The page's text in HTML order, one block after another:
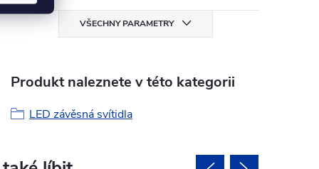
VŠECHNY PARAMETRY
Produkt naleznete v této kategorii
LED závěsná svítidla